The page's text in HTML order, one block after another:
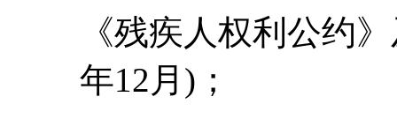
《残疾人权利公约
年12月)；